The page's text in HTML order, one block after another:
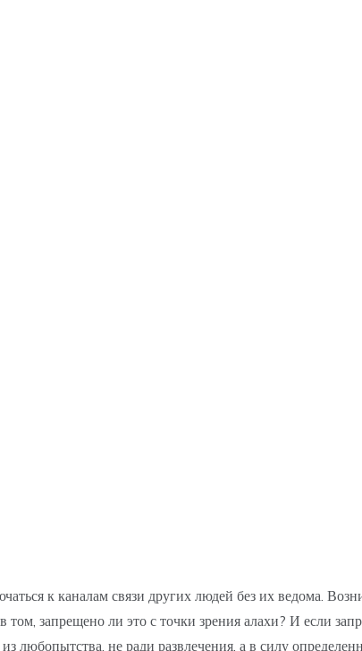
к каналам связи других людей без их ведома.
запрещено ли это с точки зрения алахи? И если
не ради развлечения, а в силу